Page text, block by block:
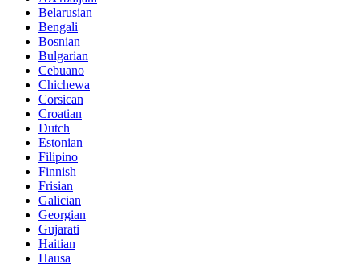
Belarusian
Bengali
Bosnian
Bulgarian
Cebuano
Chichewa
Corsican
Croatian
Dutch
Estonian
Filipino
Finnish
Frisian
Galician
Georgian
Gujarati
Haitian
Hausa